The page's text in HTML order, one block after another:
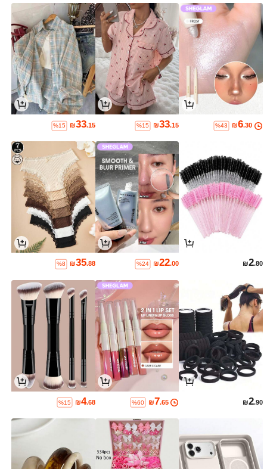
₪6.30
%43
₪33.15
%15
₪33.15
%15
₪2.80
₪22.00
%24
₪35.88
%8
₪2.90
₪7.65
%60
₪4.68
%15